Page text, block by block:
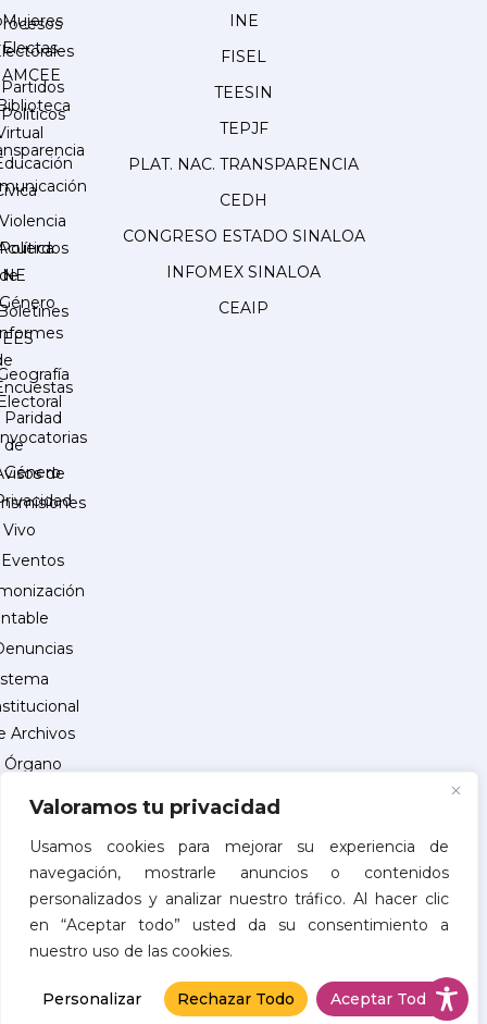
Valoramos tu privacidad
Usamos cookies para mejorar su experiencia de
navegación, mostrarle anuncios o contenidos
personalizados y analizar nuestro tráfico. Al hacer clic
en “Aceptar todo” usted da su consentimiento a
nuestro uso de las cookies.
Personalizar Rechazar Todo Aceptar Todo
Partidos
Políticos
de
Mujeres
Electas
AMCEE
Violencia
Política
de
Género
Paridad
de
Género
Eventos
Archivos
Órgano
Control
INSCRIPCIÓN
PROVEEDORES
INE
FISEL
TEESIN
TEPJF
PLAT. NAC. TRANSPARENCIA
CEDH
CONGRESO ESTADO SINALOA
INFOMEX SINALOA
CEAIP